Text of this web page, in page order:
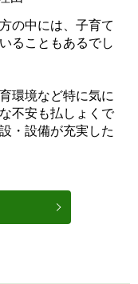
の中には、子育て
ることもあるでし
環境など特に気に
不安も払しょくで
・設備が充実した